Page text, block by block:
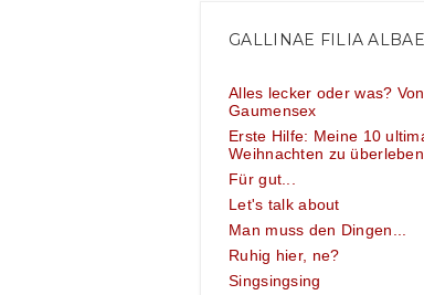
GALLINAE FILIA ALBAE
Alles lecker oder was?
Gaumensex
Erste Hilfe: Meine 10
Weihnachten zu überleben
Für gut...
Let's talk about
Man muss den Dingen...
Ruhig hier, ne?
Singsingsing